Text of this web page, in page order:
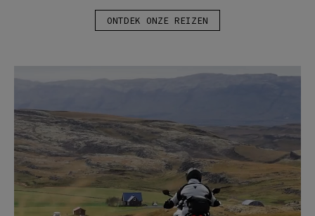
OFF-ROAD
ONTDEK ONZE REIZEN